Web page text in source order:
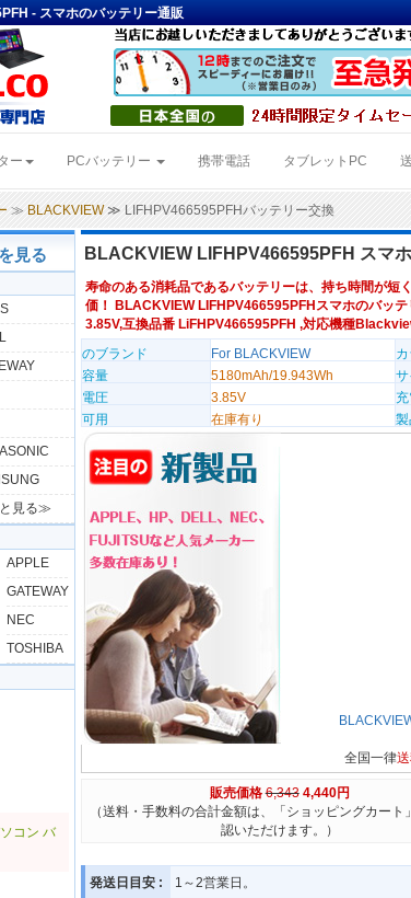
- スマホのバッテリー通販
ー PCバッテリー 携帯電話 タブレットPC
≫ BLACKVIEW≫ LIFHPV466595PFHバッテリー交換
見る
見る≫
APPLE
GATEWAY
NEC
TOSHIBA
コン バ
BLACKVIEW LIFHPV466595PFH スマ
寿命のある消耗品であるバッテリーは、持ち時間が短
価！ BLACKVIEW LIFHPV466595PFHスマホのバッ
3.85V,互換品番 LiFHPV466595PFH ,対応機種
のブランド
For BLACKVIEW
容量
5180mAh/19.943Wh
電圧
3.85V
可用
在庫有り
全国一律
販売価格 6,343 4,440円
（送料・手数料の合計金額は、「ショッピングカート
認いただけます。）
発送日目安 : 1～2営業日。